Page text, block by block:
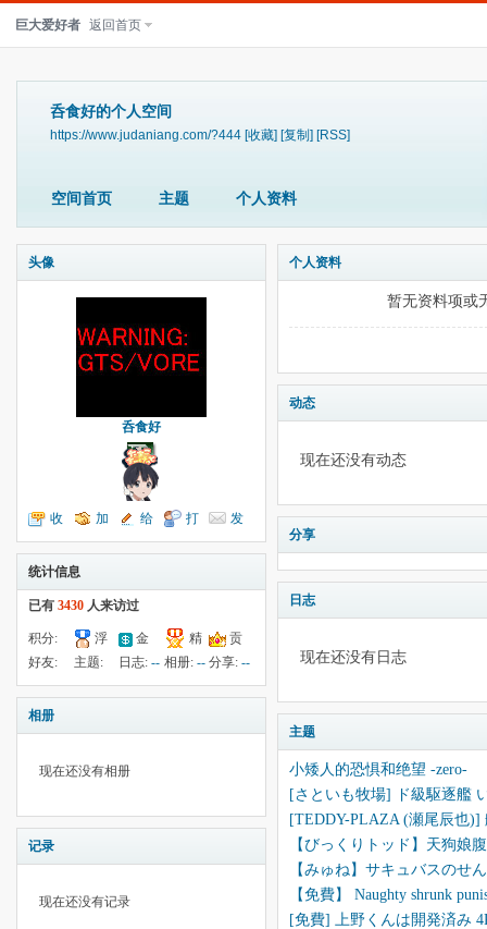
巨大爱好者 返回首页
呑食好的个人空间
https://www.judaniang.com/?444 [收藏] [复制] [RSS]
空间首页 主题 个人资料
头像
呑食好
收
听TA
加
为好友
给
我留言
打
个招呼
发
送消息
统计信息
已有 3430 人来访过
积分:
-72
浮
云:
金
钱:960
精
华:--
贡
献:--
好友:
10
主题:
38
日志:-- 相册: -- 分享:--
相册
现在还没有相册
记录
现在还没有记录
个人资料
暂无资料项或
动态
现在还没有动态
分享
日志
现在还没有日志
主题
小矮人的恐惧和绝望 -zero-
[さといも牧場] ド級駆逐艦
[TEDDY-PLAZA (瀬尾辰也)]
【びっくりトッド】天狗娘
【みゅね】サキュバスのせ
【免費】 Naughty shrunk
[免費] 上野くんは開発済み